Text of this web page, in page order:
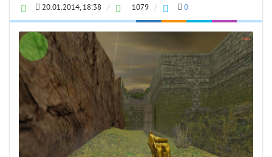
20.01.2014, 18:38 / 1079 / 0